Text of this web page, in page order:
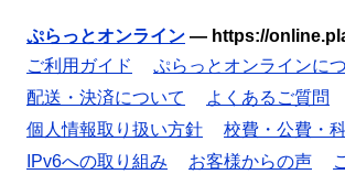
ぷらっとオンライン — https://
ご利用ガイド
ぷらっとオンラインに
配送・決済について
よくあるご質問
個人情報取り扱い方針
校費・公費・
IPv6への取り組み
お客様からの声